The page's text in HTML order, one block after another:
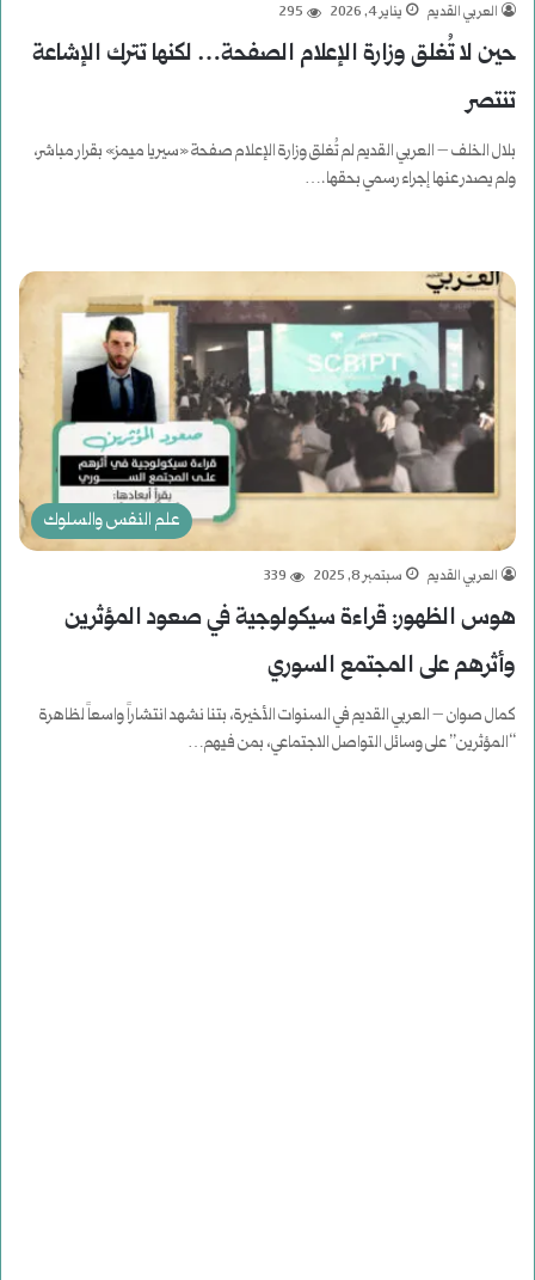
العربي القديم يناير 4, 2026 295
حين لا تُغلق وزارة الإعلام الصفحة… لكنها تترك الإشاعة
تنتصر
بلال الخلف – العربي القديم لم تُغلق وزارة الإعلام صفحة «سيريا ميمز» بقرار مباشر،
ولم يصدر عنها إجراء رسمي بحقها.…
علم النفس والسلوك
العربي القديم سبتمبر 8, 2025 339
هوس الظهور: قراءة سيكولوجية في صعود المؤثرين
وأثرهم على المجتمع السوري
كمال صوان – العربي القديم في السنوات الأخيرة، بتنا نشهد انتشاراً واسعاً لظاهرة
“المؤثرين” على وسائل التواصل الاجتماعي، بمن فيهم…